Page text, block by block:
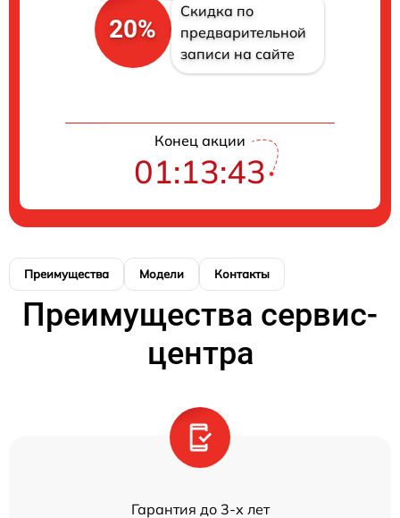
20%
Скидка по
предварительной
записи на сайте
Конец акции
01:13:43
Преимущества Модели Контакты
Преимущества сервис-
центра
Гарантия до 3-х лет